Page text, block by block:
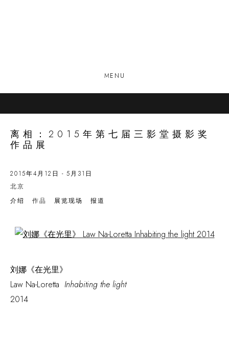
MENU
离相：2015年第七届三影堂摄影奖
作品展
2015年4月12日 - 5月31日
北京
介绍
作品 展览现场 报道
Open a larger version of the following image in a popup:
刘娜《在光里》
Law Na-Loretta Inhabiting the light
2014